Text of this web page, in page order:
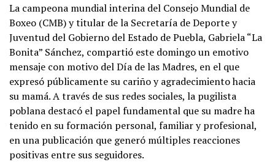
La campeona mundial interina del Consejo Mundial de
Boxeo (CMB) y titular de la Secretaría de Deporte y
Juventud del Gobierno del Estado de Puebla, Gabriela “La
Bonita” Sánchez, compartió este domingo un emotivo
mensaje con motivo del Día de las Madres, en el que
expresó públicamente su cariño y agradecimiento hacia
su mamá. A través de sus redes sociales, la pugilista
poblana destacó el papel fundamental que su madre ha
tenido en su formación personal, familiar y profesional,
en una publicación que generó múltiples reacciones
positivas entre sus seguidores.